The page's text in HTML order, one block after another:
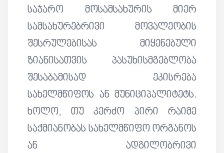
საჯარო მოსამსახურის მიერ
სამსახურებრივი მოვალეობის
შესრულებისას მიყენებული
ზიანისათვის პასუხისმგებლობა
შესაბამისად ეკისრება
სახელმწიფოს ან მუნიციპალიტეტს.
ხოლო, თუ კერძო პირი რაიმე
საქმიანობას სახელმწიფო ორგანოს
ან ადგილობრივი